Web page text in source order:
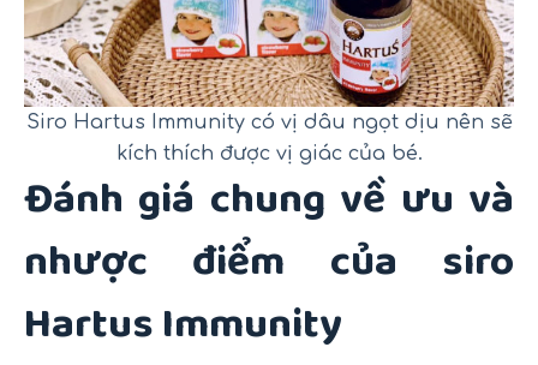
Siro Hartus Immunity có vị dâu ngọt dịu nên sẽ
kích thích được vị giác của bé.
Đánh giá chung về ưu và
nhược điểm của siro
Hartus Immunity